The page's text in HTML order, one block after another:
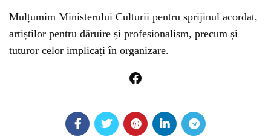
Mulțumim Ministerului Culturii pentru sprijinul acordat,
artiștilor pentru dăruire și profesionalism, precum și
tuturor celor implicați în organizare.
Facebook